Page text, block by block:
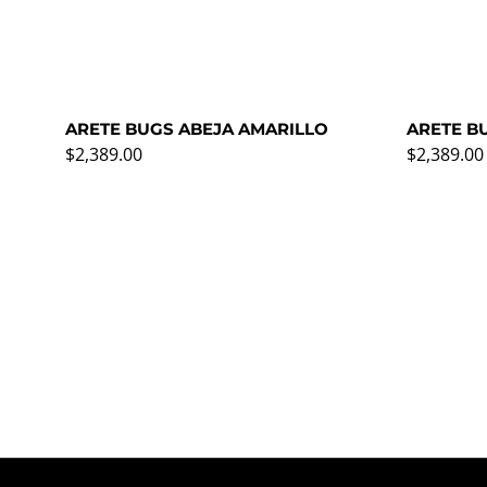
ARETE BUGS ABEJA AMARILLO
Precio normal
$2,389.00
ARETE
Precio
$2,389.00